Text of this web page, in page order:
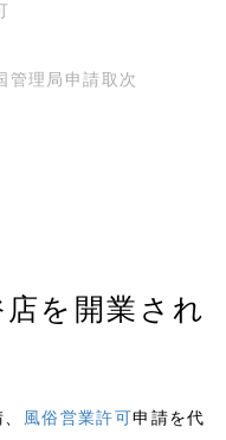
管理局申請取次
を開業され
風俗営業許可申請を代